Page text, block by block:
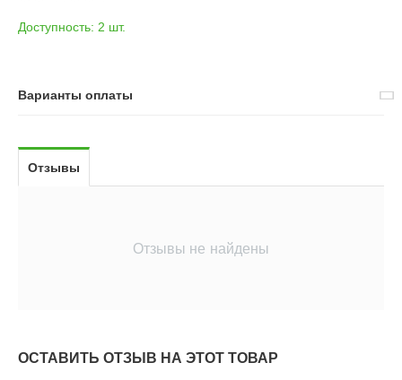
Доступность: 2 шт.
Варианты оплаты
Отзывы
Отзывы не найдены
ОСТАВИТЬ ОТЗЫВ НА ЭТОТ ТОВАР